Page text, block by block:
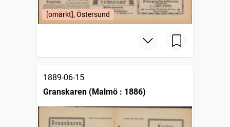
[omärkt], Östersund
1889-06-15
Granskaren (Malmö : 1886)